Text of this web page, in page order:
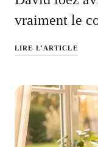
vraiment le
LIRE L'ARTICLE